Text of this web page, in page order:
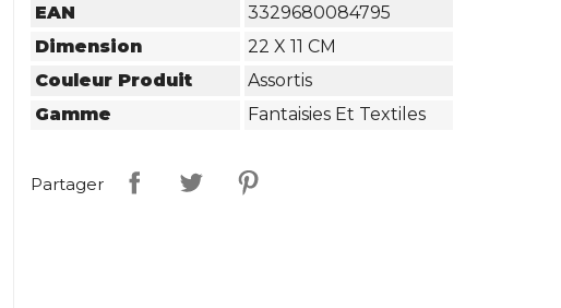
EAN
3329680084795
Dimension
22 X 11 CM
Couleur Produit
Assortis
Gamme
Fantaisies Et Textiles
Partager